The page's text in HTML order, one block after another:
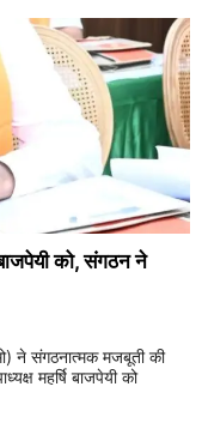
को, संगठन ने
ने संगठनात्मक मजबूती की
महर्षि बाजपेयी को